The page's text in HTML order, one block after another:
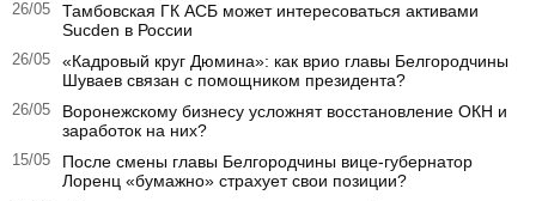
26/05
Тамбовская ГК АСБ может интересоваться активами
Sucden в России
26/05
«Кадровый круг Дюмина»: как врио главы Белгородчины
Шуваев связан с помощником президента?
26/05
Воронежскому бизнесу усложнят восстановление ОКН и
заработок на них?
15/05
После смены главы Белгородчины вице-губернатор
Лоренц «бумажно» страхует свои позиции?